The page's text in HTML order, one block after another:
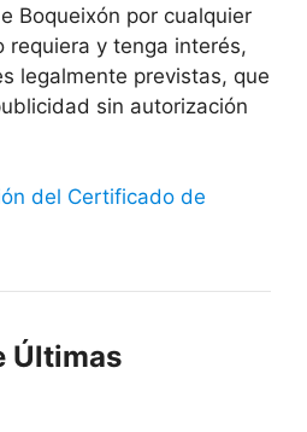
Boqueixón por cualquier
requiera y tenga interés,
legalmente previstas, que
sin autorización
del Certificado de
Últimas